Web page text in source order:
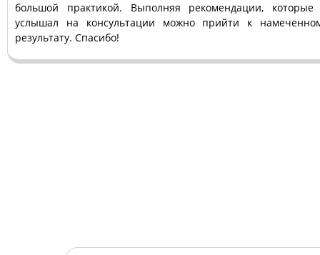
большой практикой. Выполняя рекомендации,
услышал на консультации можно прийти к
результату. Спасибо!